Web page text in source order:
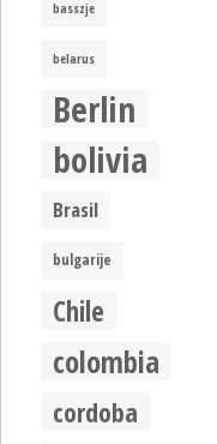
basszje
belarus
Berlin
bolivia
Brasil
bulgarije
Chile
colombia
cordoba